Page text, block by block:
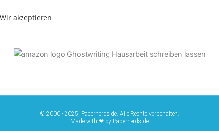
Wir akzeptieren
© 2000 - 2025, Papernerds.de. Alle Rechte vorbehalten.
Made with ❤ by Papernerds.de